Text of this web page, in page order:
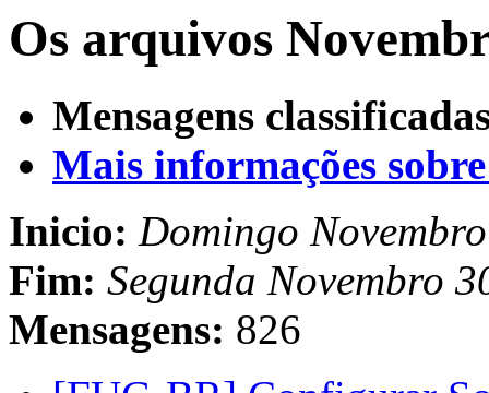
Os arquivos
Mensagens
Mais informações
Inicio: Domingo
Fim: Segunda Novembro
Mensagens: 826